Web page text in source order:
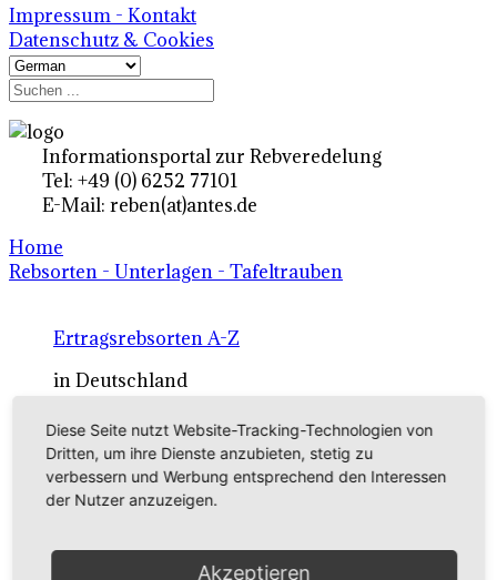
Impressum - Kontakt
Datenschutz & Cookies
Informationsportal zur Rebveredelung
Tel: +49 (0) 6252 77101
E-Mail: reben(at)antes.de
Home
Rebsorten - Unterlagen - Tafeltrauben
Ertragsrebsorten A-Z
in Deutschland
Rebsorten international
externe Links
Tafeltraubensorten
Diese Seite nutzt Website-Tracking-Technologien von
Dritten, um ihre Dienste anzubieten, stetig zu
verbessern und Werbung entsprechend den Interessen
der Nutzer anzuzeigen.
Akzeptieren